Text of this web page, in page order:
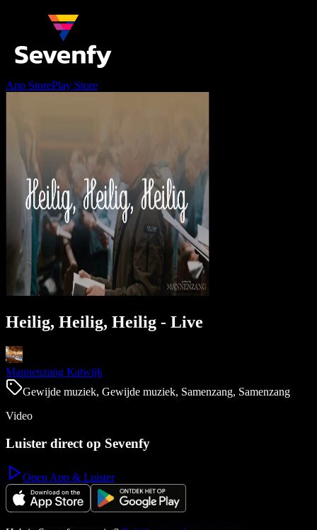
App StorePlay Store
Heilig, Heilig, Heilig - Live
Mannenzang Katwijk
Gewijde muziek, Gewijde muziek, Samenzang, Samenzang
Video
Luister direct op Sevenfy
Open App & Luister